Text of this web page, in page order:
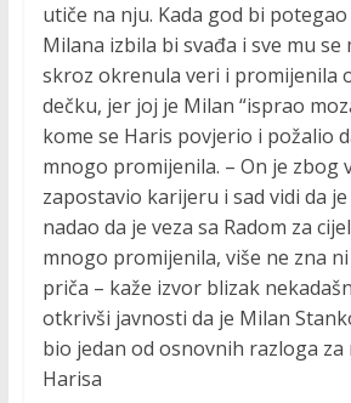
utiče na nju. Kada god bi
Milana izbila bi svađa i sve mu se
skroz okrenula veri i promijenila
dečku, jer joj je Milan “isprao
kome se Haris povjerio i požalio
mnogo promijenila. – On je zbog
zapostavio karijeru i sad vidi da
nadao da je veza sa Radom za
mnogo promijenila, više ne zna
priča – kaže izvor blizak
otkrivši javnosti da je Milan
bio jedan od osnovnih razloga za
Harisa